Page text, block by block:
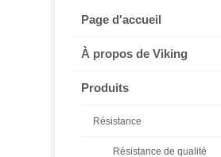
Page d'accueil
À propos de Viking
Produits
Résistance
Résistance de qualité